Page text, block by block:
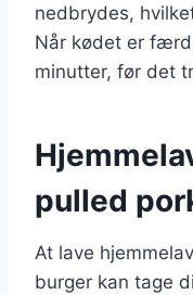
nedbrydes,
Når kødet er
minutter, før det
pulled
At lave
burger kan tage